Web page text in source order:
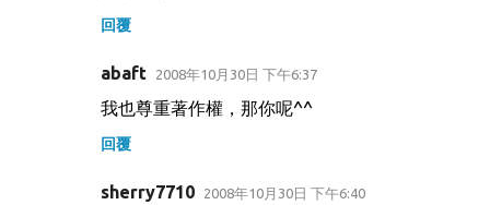
回覆
abaft 2008年10月30日 下午6:37
我也尊重著作權，那你呢^^
回覆
sherry7710 2008年10月30日 下午6:40